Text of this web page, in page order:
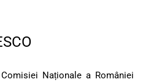
Naționale a României